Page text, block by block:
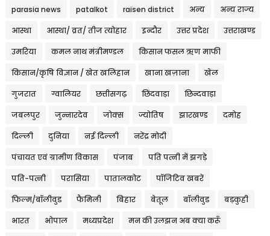
parasia news patalkot raisen district अन्य अन्य राज्य
आस्था आस्था/ व्रत/ तीज त्‍योहार इन्दौर उत्तर प्रदेश उत्तराखण्ड
उमरिया कमल नाथ मंत्रीमण्डल किसान फसल ऋण माफी
किसान/कृषि विज्ञान / खेत खलिहान खाना खज़ाना खेल
गुजरात ग्वालियर छत्तीसगढ़ छिंदवाड़ा छिन्दवाड़ा
जबलपुर जुन्नारदेव जोक्स ज्योतिष झारखण्ड दमोह
दिल्ली दुनिया नई दिल्ली नरेंद्र मोदी
पंचायत एवं ग्रामीण विकास पंजाब पति पत्नी में झगड़े
पति-पत्नी परासिया पातालकोट पॉजिटिव खबरें
फिल्म/बॉलीवुड फैमिली बिहार बेतूल बॉलीवुड बड़कुही
भारत भोपाल मध्यप्रदेश मन की उलझन अब क्या करूँ